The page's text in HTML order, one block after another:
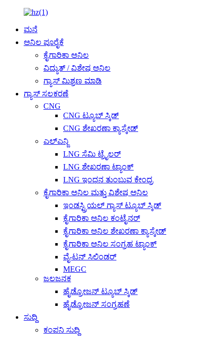
ಮನೆ
ಅನಿಲ ಪೂರೈಕೆ
ಕೈಗಾರಿಕಾ ಅನಿಲ
ವಿದ್ಯುತ್ / ವಿಶೇಷ ಅನಿಲ
ಗ್ಯಾಸ್ ಮಿಶ್ರಣ ಮಾಡಿ
ಗ್ಯಾಸ್ ಸಲಕರಣೆ
CNG
CNG ಟ್ಯೂಬ್ ಸ್ಕಿಡ್
CNG ಶೇಖರಣಾ ಕ್ಯಾಸ್ಕೇಡ್
ಎಲ್ಎನ್ಜಿ
LNG ಸೆಮಿ ಟ್ರೈಲರ್
LNG ಶೇಖರಣಾ ಟ್ಯಾಂಕ್
LNG ಇಂಧನ ತುಂಬುವ ಕೇಂದ್ರ
ಕೈಗಾರಿಕಾ ಅನಿಲ ಮತ್ತು ವಿಶೇಷ ಅನಿಲ
ಇಂಡಸ್ಟ್ರಿಯಲ್ ಗ್ಯಾಸ್ ಟ್ಯೂಬ್ ಸ್ಕಿಡ್
ಕೈಗಾರಿಕಾ ಅನಿಲ ಕಂಟೈನರ್
ಕೈಗಾರಿಕಾ ಅನಿಲ ಶೇಖರಣಾ ಕ್ಯಾಸ್ಕೇಡ್
ಕೈಗಾರಿಕಾ ಅನಿಲ ಸಂಗ್ರಹ ಟ್ಯಾಂಕ್
ವೈ-ಟನ್ ಸಿಲಿಂಡರ್
MEGC
ಜಲಜನಕ
ಹೈಡ್ರೋಜನ್ ಟ್ಯೂಬ್ ಸ್ಕಿಡ್
ಹೈಡ್ರೋಜನ್ ಸಂಗ್ರಹಣೆ
ಸುದ್ದಿ
ಕಂಪನಿ ಸುದ್ದಿ